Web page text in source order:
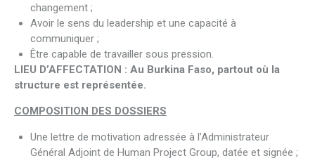
changement ;
Avoir le sens du leadership et une capacité à
communiquer ;
Être capable de travailler sous pression.
LIEU D’AFFECTATION : Au Burkina Faso, partout où la
structure est représentée.
COMPOSITION DES DOSSIERS
Une lettre de motivation adressée à l’Administrateur
Général Adjoint de Human Project Group, datée et signée ;